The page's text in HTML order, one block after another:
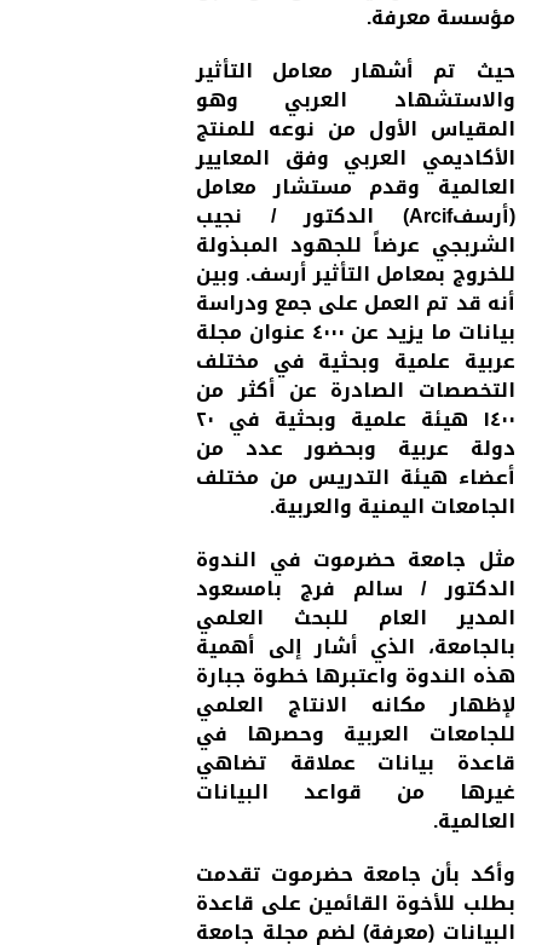
مؤسسة معرفة.
حيث تم أشهار معامل التأثير
والاستشهاد العربي وهو
المقياس الأول من نوعه للمنتج
الأكاديمي العربي وفق المعايير
العالمية وقدم مستشار معامل
(أرسفArcif) الدكتور / نجيب
الشربجي عرضاً للجهود المبذولة
للخروج بمعامل التأثير أرسف. وبين
أنه قد تم العمل على جمع ودراسة
بيانات ما يزيد عن ٤٠٠٠ عنوان مجلة
عربية علمية وبحثية في مختلف
التخصصات الصادرة عن أكثر من
١٤٠٠ هيئة علمية وبحثية في ٢٠
دولة عربية وبحضور عدد من
أعضاء هيئة التدريس من مختلف
الجامعات اليمنية والعربية.
مثل جامعة حضرموت في الندوة
الدكتور / سالم فرج بامسعود
المدير العام للبحث العلمي
بالجامعة، الذي أشار إلى أهمية
هذه الندوة واعتبرها خطوة جبارة
لإظهار مكانه الانتاج العلمي
للجامعات العربية وحصرها في
قاعدة بيانات عملاقة تضاهي
غيرها من قواعد البيانات
العالمية.
وأكد بأن جامعة حضرموت تقدمت
بطلب للأخوة القائمين على قاعدة
البيانات (معرفة) لضم مجلة جامعة